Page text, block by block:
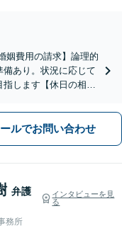
姻費用の請求】論理的
あり。状況に応じて
します【休日の相談
ルでお問い合わせ
弁護
インタビューを見
る
務所